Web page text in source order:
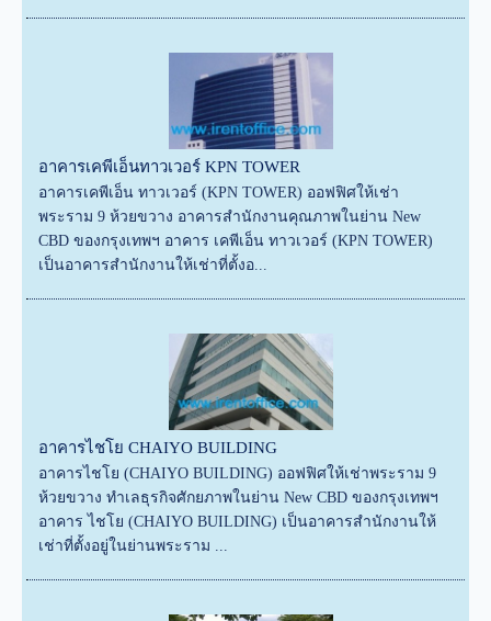
อาคารเคพีเอ็นทาวเวอร์ KPN TOWER
อาคารเคพีเอ็น ทาวเวอร์ (KPN TOWER) ออฟฟิศให้เช่า
พระราม 9 ห้วยขวาง อาคารสำนักงานคุณภาพในย่าน New
CBD ของกรุงเทพฯ อาคาร เคพีเอ็น ทาวเวอร์ (KPN TOWER)
เป็นอาคารสำนักงานให้เช่าที่ตั้งอ...
อาคารไชโย CHAIYO BUILDING
อาคารไชโย (CHAIYO BUILDING) ออฟฟิศให้เช่าพระราม 9
ห้วยขวาง ทำเลธุรกิจศักยภาพในย่าน New CBD ของกรุงเทพฯ
อาคาร ไชโย (CHAIYO BUILDING) เป็นอาคารสำนักงานให้
เช่าที่ตั้งอยู่ในย่านพระราม ...